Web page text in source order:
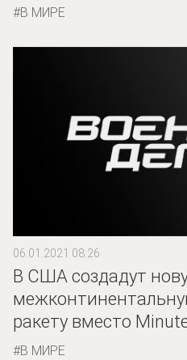
В МИРЕ
06.01.2021 08:26
В США создадут
ракету вместо
В МИРЕ